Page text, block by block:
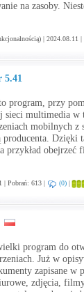
na zasoby.
| 2024.08.11
5.41
program, przy
sieci multimedia w
mobilnych
producenta. Dzięki
przykład
| Pobrań: 613 | (0) |
program do
Już w
zapisane
zdjęcia,